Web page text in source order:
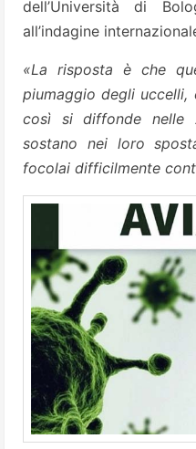
dell’Università di
all’indagine
«La risposta è che
piumaggio degli uccelli,
così si diffonde nelle
sostano nei loro
focolai difficilmente